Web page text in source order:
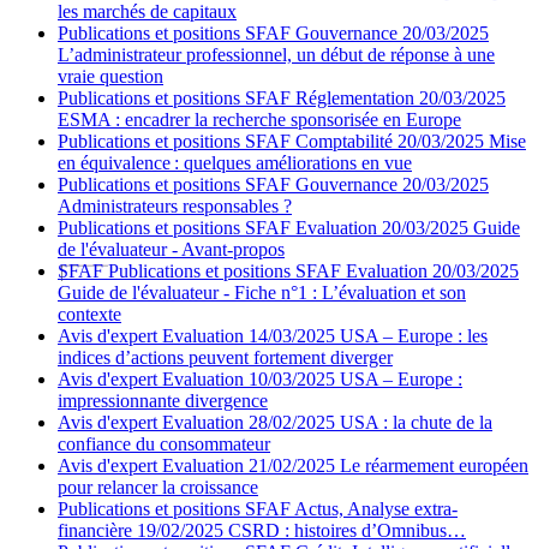
les marchés de capitaux
Publications et positions SFAF Gouvernance 20/03/2025
L’administrateur professionnel, un début de réponse à une
vraie question
Publications et positions SFAF Réglementation 20/03/2025
ESMA : encadrer la recherche sponsorisée en Europe
Publications et positions SFAF Comptabilité 20/03/2025 Mise
en équivalence : quelques améliorations en vue
Publications et positions SFAF Gouvernance 20/03/2025
Administrateurs responsables ?
Publications et positions SFAF Evaluation 20/03/2025 Guide
de l'évaluateur - Avant-propos
SFAF Publications et positions SFAF Evaluation 20/03/2025
Guide de l'évaluateur - Fiche n°1 : L’évaluation et son
contexte
Avis d'expert Evaluation 14/03/2025 USA – Europe : les
indices d’actions peuvent fortement diverger
Avis d'expert Evaluation 10/03/2025 USA – Europe :
impressionnante divergence
Avis d'expert Evaluation 28/02/2025 USA : la chute de la
confiance du consommateur
Avis d'expert Evaluation 21/02/2025 Le réarmement européen
pour relancer la croissance
Publications et positions SFAF Actus, Analyse extra-
financière 19/02/2025 CSRD : histoires d’Omnibus…